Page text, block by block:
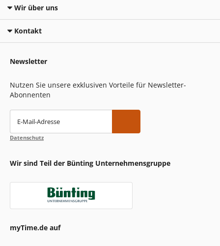
Wir über uns
Kontakt
Newsletter
Nutzen Sie unsere exklusiven Vorteile für Newsletter-
Abonnenten
E-Mail-Adresse
Datenschutz
Wir sind Teil der Bünting Unternehmensgruppe
myTime.de auf